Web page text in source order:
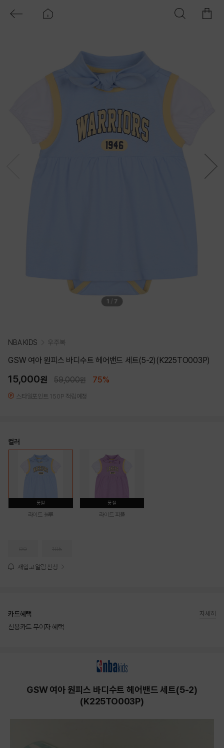
1 7
NBA KIDS 우주복
GSW 여아 원피스 바디수트 헤어밴드 세트(5-2)(K225TO003P)
15,000원 59,000원 75%
스타일포인트 150P 적립예정
컬러
품절
라이트 블루
품절
라이트 퍼플
재입고 알림 신청
카드혜택
신용카드 무이자 혜택
자세히
GSW 여아 원피스 바디수트 헤어밴드 세트(5-2)
(K225TO003P)